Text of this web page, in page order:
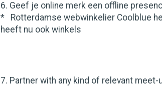
6. Geef je online merk een offline
* Rotterdamse webwinkelier Coolblue
heeft nu ook winkels
7. Partner with any kind of relevant meet-